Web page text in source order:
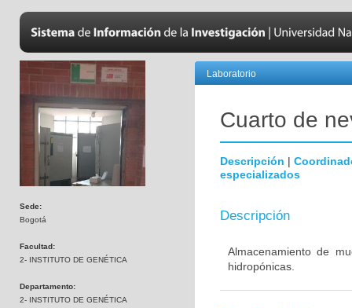
Sede:
Bogotá
Facultad:
2- INSTITUTO DE GENÉTICA
Departamento:
2- INSTITUTO DE GENÉTICA
Laboratorio
Cuarto de
Descripción |
especializados
Descripción
Almacenamiento de
hidropónicas.